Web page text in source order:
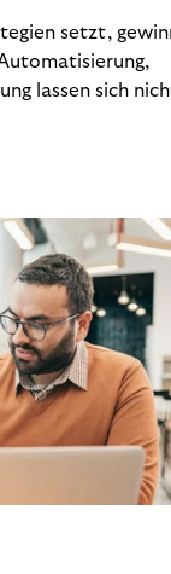
setzt,
lassen sich
wie Recovery-